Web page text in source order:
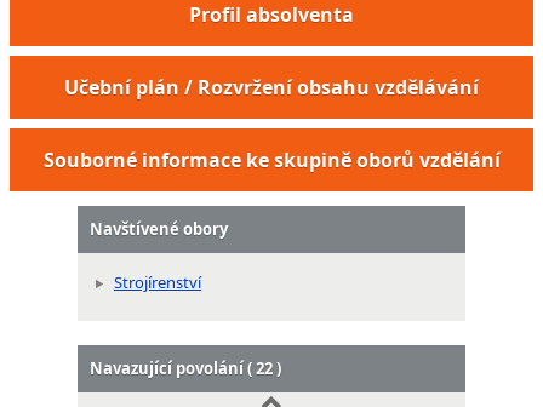
Profil absolventa
Učební plán / Rozvržení obsahu vzdělávání
Souborné informace ke skupině oborů vzdělání
Navštívené obory
Strojírenství
Navazující povolání ( 22 )
Zemědělský mechanizátor